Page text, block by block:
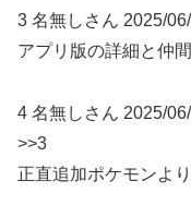
3 名無しさん 2025/
アプリ版の詳細と仲
4 名無しさん 2025/
>>3
正直追加ポケモンよ